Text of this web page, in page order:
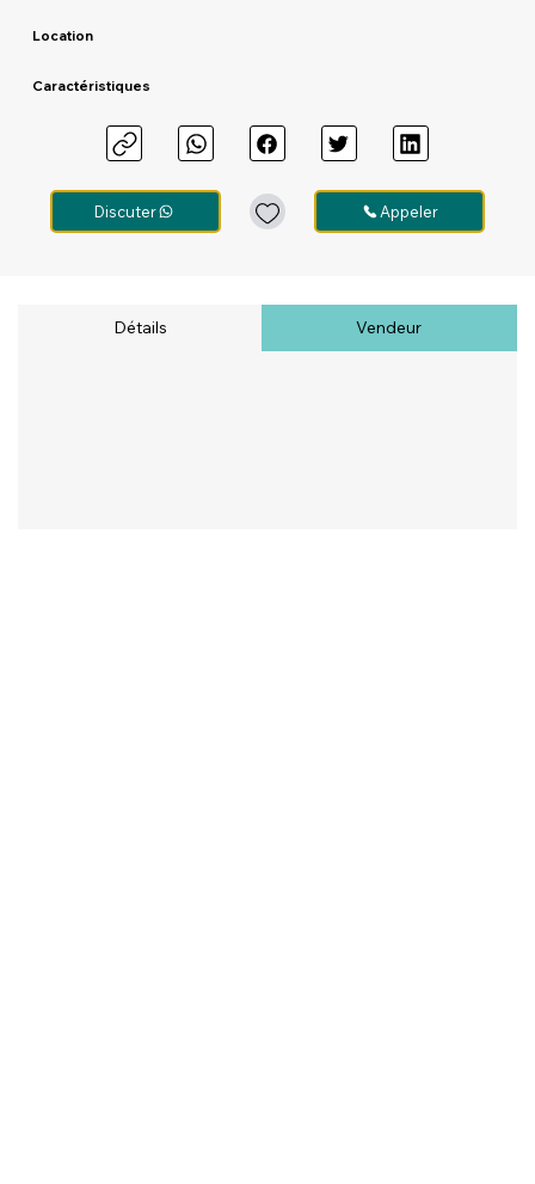
Location
Caractéristiques
Discuter Appeler
Détails Vendeur